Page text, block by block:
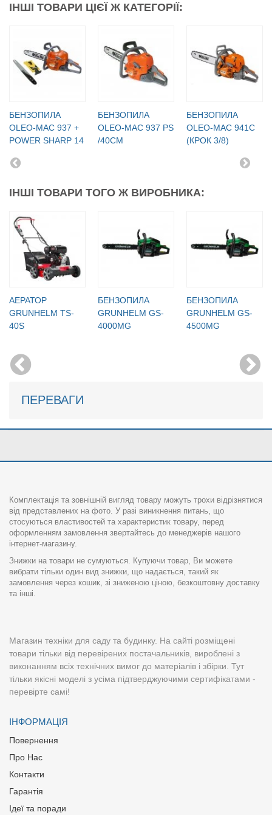
ІНШІ ТОВАРИ ЦІЄЇ Ж КАТЕГОРІЇ:
БЕНЗОПИЛА
OLEO-МАC 937 +
POWER SHARP 14
БЕНЗОПИЛА
OLEO-МАC 937 PS
/40СМ
БЕНЗОПИЛА
OLEO-МАC 941C
(КРОК 3/8)
ІНШІ ТОВАРИ ТОГО Ж ВИРОБНИКА:
АЕРАТОР
GRUNHELM TS-
40S
БЕНЗОПИЛА
GRUNHELM GS-
4000MG
БЕНЗОПИЛА
GRUNHELM GS-
4500MG
ПЕРЕВАГИ
Комплектація та зовнішній вигляд товару можуть трохи відрізнятися
від представлених на фото. У разі виникнення питань, що
стосуються властивостей та характеристик товару, перед
оформленням замовлення звертайтесь до менеджерів нашого
інтернет-магазину.
Знижки на товари не сумуються. Купуючи товар, Ви можете
вибрати тільки один вид знижки, що надається, такий як
замовлення через кошик, зі зниженою ціною, безкоштовну доставку
та інші.
Магазин техніки для саду та будинку. На сайті розміщені
товари тільки від перевірених постачальників, вироблені з
виконанням всіх технічних вимог до матеріалів і збірки. Тут
тільки якісні моделі з усіма підтверджуючими сертифікатами -
перевірте самі!
ІНФОРМАЦІЯ
Повернення
Про Нас
Контакти
Гарантія
Ідеї та поради